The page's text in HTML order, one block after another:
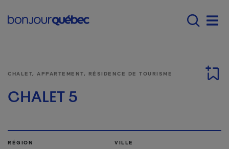
Main navigation -
CHALET, APPARTEMENT, RÉSIDENCE DE TOURISME
CHALET 5
RÉGION VILLE